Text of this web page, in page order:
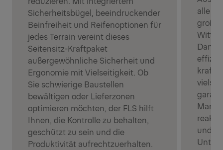
Sicherheitsbügel, beeindruckender
Beinfreiheit und Reifenoptionen für
jedes Terrain vereint dieses
Seitensitz-Kraftpaket
außergewöhnliche Sicherheit und
Ergonomie mit Vielseitigkeit. Ob
Sie schwierige Baustellen
bewältigen oder Lieferzonen
optimieren möchten, der FLS hilft
Ihnen, die Kontrolle zu behalten,
geschützt zu sein und die
Produktivität aufrechtzuerhalten.
alle
große
Dank
und